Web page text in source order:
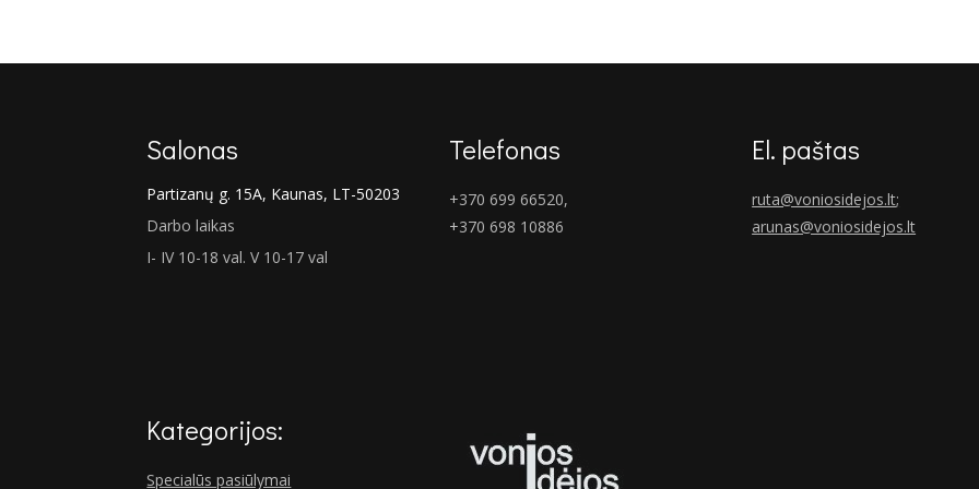
Salonas
Partizanų g. 15A, Kaunas, LT-50203
Darbo laikas
I- IV 10-18 val. V 10-17 val
Telefonas
+370 699 66520,
+370 698 10886
El. paštas
ruta@voniosidejos.lt;
arunas@voniosidejos.lt
Kategorijos:
Specialūs pasiūlymai